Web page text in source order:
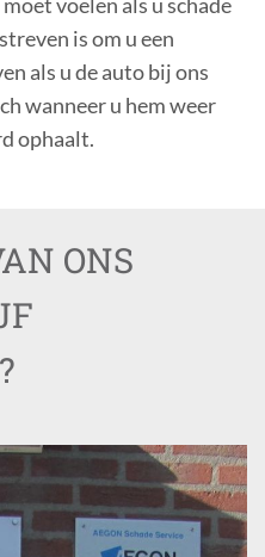
is om u een
als u de auto bij ons
wanneer u hem weer
ophaalt.
ONS